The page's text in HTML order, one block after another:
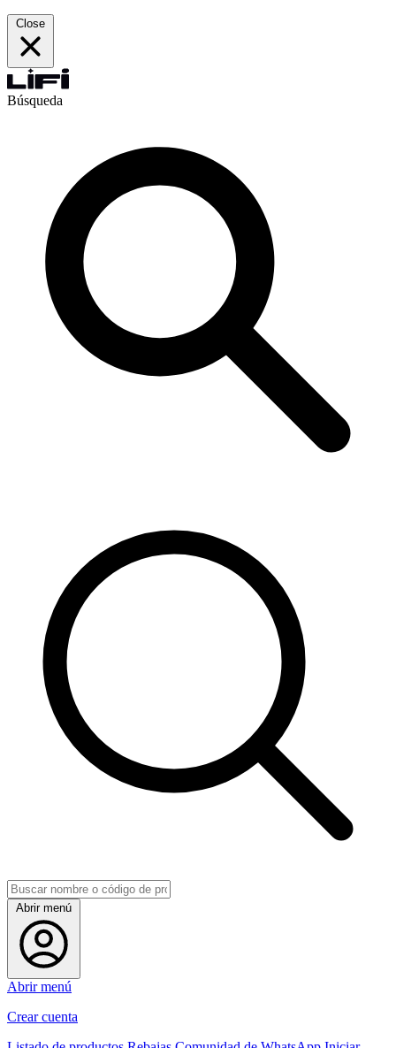
Close
Búsqueda
Abrir menú
Abrir menú
Crear cuenta